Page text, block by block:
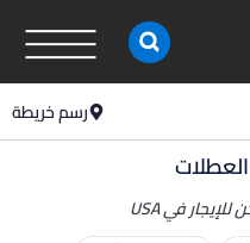
رسم خريطة
للإيجار في USA